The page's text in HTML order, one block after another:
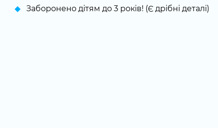
Заборонено дітям до 3 років! (Є дрібні деталі)